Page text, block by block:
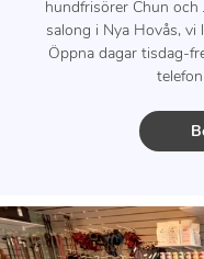
hundfrisörer Chun och
salong i Nya Hovås,
Öppna dagar tisdag-